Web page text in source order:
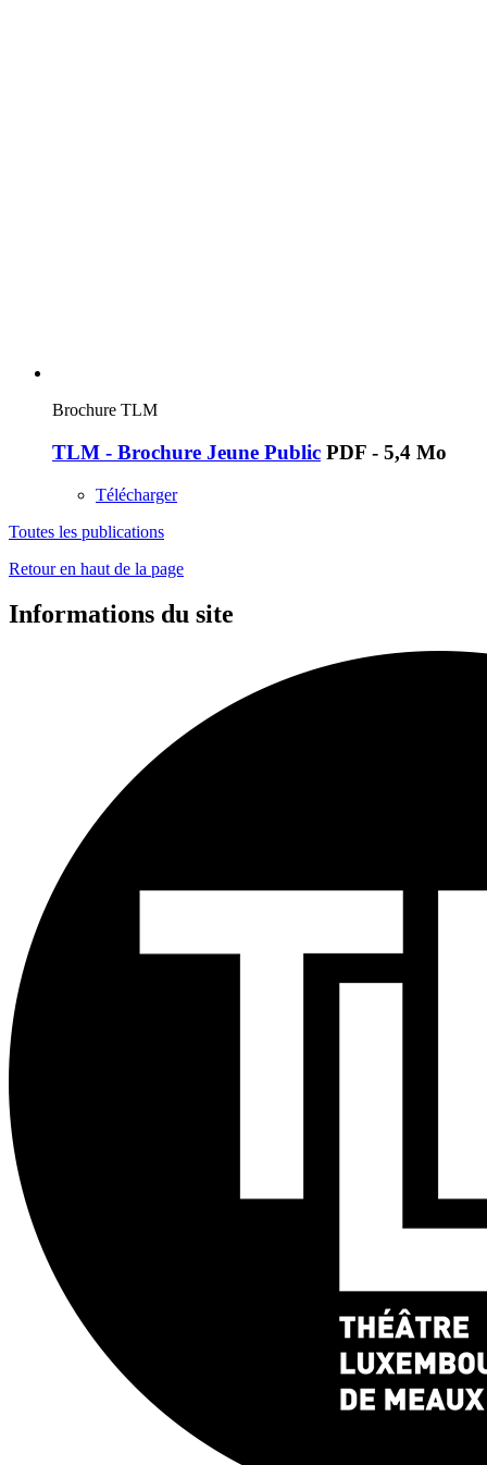
Brochure TLM
TLM - Brochure Jeune Public PDF - 5,4 Mo
Télécharger
Toutes les publications
Retour en haut de la page
Informations du site